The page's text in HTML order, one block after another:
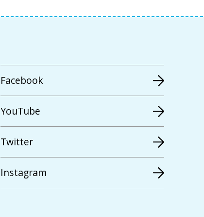
Facebook
YouTube
Twitter
Instagram